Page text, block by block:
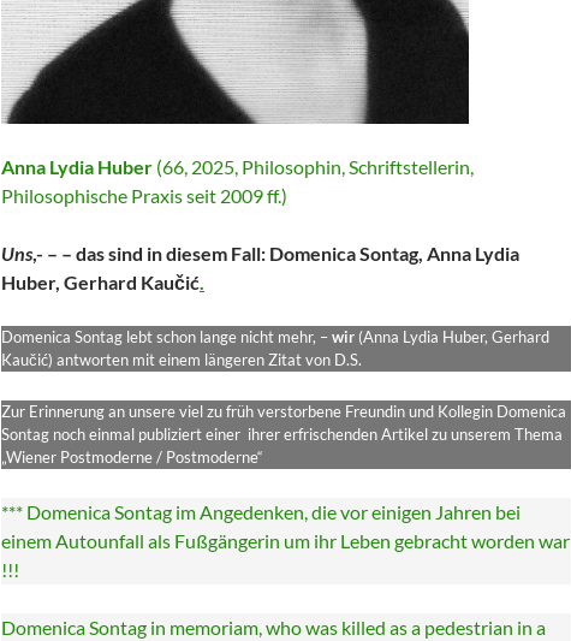
Anna Lydia Huber (66, 2025, Philosophin, Schriftstellerin,
Philosophische Praxis seit 2009 ff.)
Uns,- – – das sind in diesem Fall: Domenica Sontag, Anna Lydia
Huber, Gerhard Kaučić.
Domenica Sontag lebt schon lange nicht mehr, –wir (Anna Lydia Huber, Gerhard
Kaučić) antworten mit einem längeren Zitat von D.S.
Zur Erinnerung an unsere viel zu früh verstorbene Freundin und Kollegin Domenica
Sontag noch einmal publiziert einer ihrer erfrischenden Artikel zu unserem Thema
„Wiener Postmoderne / Postmoderne“
*** Domenica Sontag im Angedenken, die vor einigen Jahren bei
einem Autounfall als Fußgängerin um ihr Leben gebracht worden war
!!!
Domenica Sontag in memoriam, who was killed as a pedestrian in a